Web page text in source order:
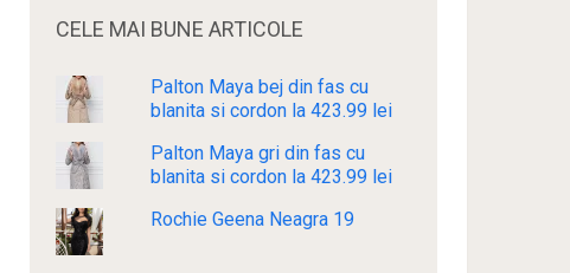
CELE MAI BUNE ARTICOLE
Palton Maya bej din fas cu
blanita si cordon la 423.99 lei
Palton Maya gri din fas cu
blanita si cordon la 423.99 lei
Rochie Geena Neagra 19